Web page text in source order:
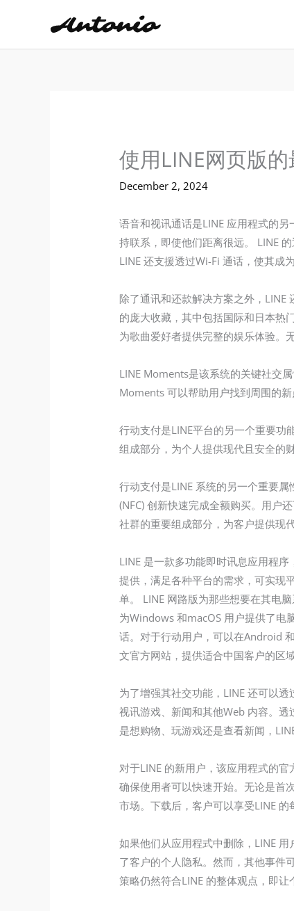
content
使用LINE网页版
December 2, 2024
语音和视讯通话是LINE 应用程式的
持联系，即使他们距离很远。 LINE
LINE 还支援透过Wi-Fi 通话，使其成
除了通讯和还款解决方案之外，LINE
的庞大收藏，其中包括国际和日本热
为歌曲爱好者提供完整的娱乐体验。
LINE Moments是该系统的关键社交
Moments 可以帮助用户找到周围的
行动支付是LINE平台的另一个重要功
组成部分，为个人提供现代且安全的
行动支付是LINE 系统的另一个重要属
(NFC) 创新快速完成全额购买。用户
社群的重要组成部分，为客户提供现
LINE 是一款多功能即时讯息应用程
提供，满足各种平台的需求，可实现
单。 LINE 网路版为那些想要在其电
为Windows 和macOS 用户提供了电
话。对于行动用户，可以在Android
文官方网站，提供适合中国客户的区
为了增强其社交功能，LINE 还可以
视讯游戏、新闻和其他Web 内容。
是想购物、玩游戏还是查看新闻，
对于LINE 的新用户，该应用程式的
确保使用者可以快速开始。无论是首
市场。下载后，客户可以享受LINE
如果他们从应用程式中删除，LINE
了客户的个人隐私。然而，其他事件
策略仍然符合LINE 的整体观点，即让